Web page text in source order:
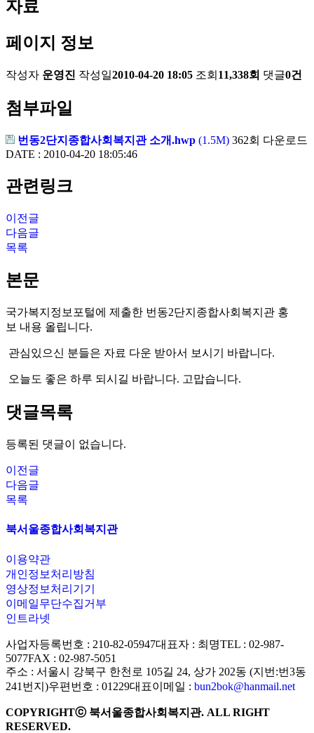
자료
페이지 정보
작성자 운영진 작성일2010-04-20 18:05 조회 11,338회 댓글0건
첨부파일
번동2단지종합사회복지관 소개.hwp (1.5M) 362회 다운로드
DATE : 2010-04-20 18:05:46
관련링크
이전글
다음글
목록
본문
국가복지정보포털에 제출한 번동2단지종합사회복지관 홍
보 내용 올립니다.
관심있으신 분들은 자료 다운 받아서 보시기 바랍니다.
오늘도 좋은 하루 되시길 바랍니다. 고맙습니다.
댓글목록
등록된 댓글이 없습니다.
이전글
다음글
목록
북서울종합사회복지관
이용약관
개인정보처리방침
영상정보처리기기
이메일무단수집거부
인트라넷
사업자등록번호 : 210-82-05947대표자 : 최명TEL : 02-987-
5077FAX : 02-987-5051
주소 : 서울시 강북구 한천로 105길 24, 상가 202동 (지번:번3동
241번지)우편번호 : 01229대표이메일 : bun2bok@hanmail.net
COPYRIGHTⓒ 북서울종합사회복지관. ALL RIGHT
RESERVED.